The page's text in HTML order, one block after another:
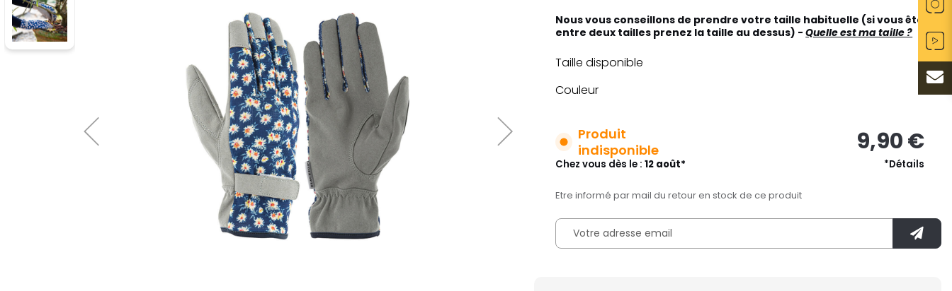
Nous vous conseillons de prendre votre taille habituelle (si vous êtes
entre deux tailles prenez la taille au dessus) -Quelle est ma taille ?
Taille disponible
Couleur
Produit
indisponible
9,90 €
Chez vous dès le :12 août* *Détails
Etre informé par mail du retour en stock de ce produit